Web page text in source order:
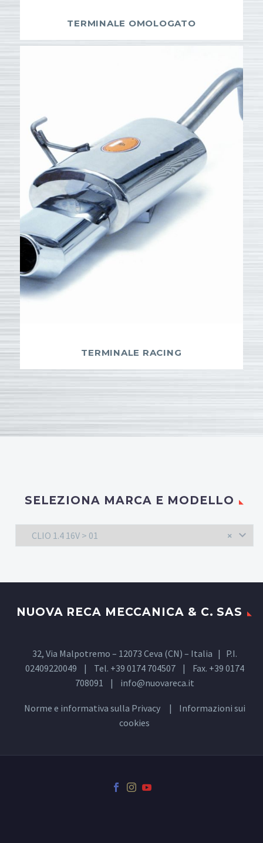
TERMINALE OMOLOGATO
TERMINALE RACING
SELEZIONA MARCA E MODELLO
×
CLIO 1.4 16V > 01
NUOVA RECA MECCANICA & C. SAS
32, Via Malpotremo – 12073 Ceva (CN) – Italia | P.I.
02409220049 | Tel. +39 0174 704507 | Fax. +39 0174
708091 | info@nuovareca.it
Norme e informativa sulla Privacy| Informazioni sui
cookies